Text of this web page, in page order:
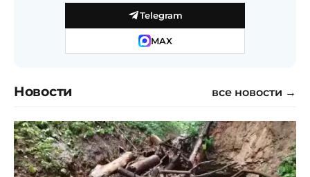
Telegram
MAX
Новости все новости →